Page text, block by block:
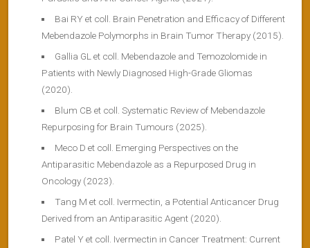
Bai RY et coll. Brain Penetration and Efficacy of Different
Mebendazole Polymorphs in Brain Tumor Therapy (2015).
Gallia GL et coll. Mebendazole and Temozolomide in
Patients with Newly Diagnosed High-Grade Gliomas
(2020).
Blum CB et coll. Systematic Review of Mebendazole
Repurposing for Brain Tumours (2025).
Meco D et coll. Emerging Perspectives on the
Antiparasitic Mebendazole as a Repurposed Drug in
Oncology (2023).
Tang M et coll. Ivermectin, a Potential Anticancer Drug
Derived from an Antiparasitic Agent (2020).
Patel Y et coll. Ivermectin in Cancer Treatment: Current